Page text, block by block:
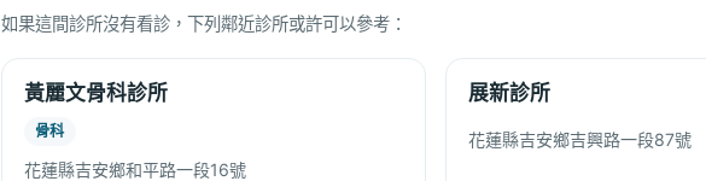
如果這間診所沒有看診，下列鄰近診所或許可以參考：
黃麗文骨科診所
骨科
花蓮縣吉安鄉和平路一段16號
展新診所
花蓮縣吉安鄉吉興路一段87號